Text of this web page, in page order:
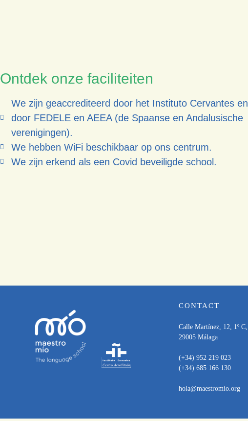
Ontdek onze faciliteiten
We zijn geaccrediteerd door het Instituto Cervantes en
door FEDELE en AEEA (de Spaanse en Andalusische
verenigingen).
We hebben WiFi beschikbaar op ons centrum.
We zijn erkend als een Covid beveiligde school.
CONTACT
Calle Martínez, 12, 1º C,
29005 Málaga
(+34) 952 219 023
(+34) 685 166 130
hola@maestromio.org